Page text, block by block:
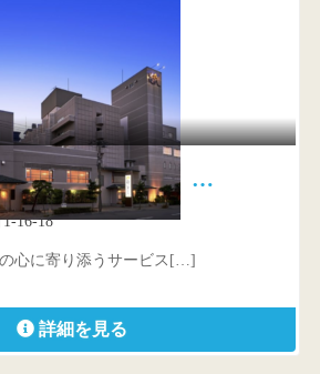
泉 花びしホテル …
16-18
心に寄り添うサービス[…]
詳細を見る